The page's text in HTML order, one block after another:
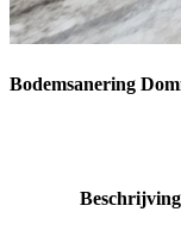
Bodemsanering
Beschrijving